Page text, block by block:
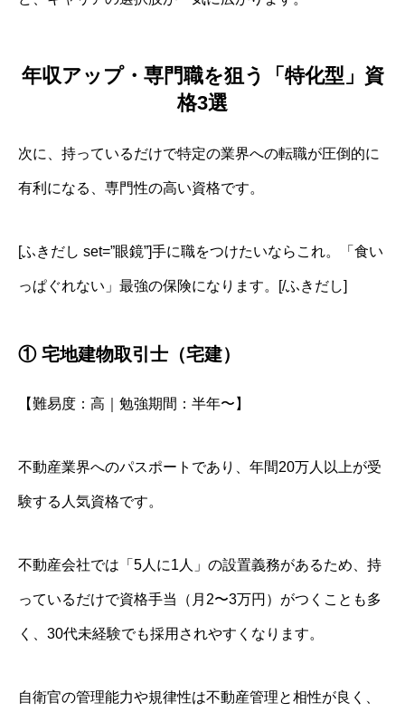
年収アップ・専門職を狙う「特化型」資
格3選
次に、持っているだけで特定の業界への転職が圧倒的に
有利になる、専門性の高い資格です。
[ふきだし set=”眼鏡”]手に職をつけたいならこれ。「食い
っぱぐれない」最強の保険になります。[/ふきだし]
① 宅地建物取引士（宅建）
【難易度：高｜勉強期間：半年〜】
不動産業界へのパスポートであり、年間20万人以上が受
験する人気資格です。
不動産会社では「5人に1人」の設置義務があるため、持
っているだけで資格手当（月2〜3万円）がつくことも多
く、30代未経験でも採用されやすくなります。
自衛官の管理能力や規律性は不動産管理と相性が良く、